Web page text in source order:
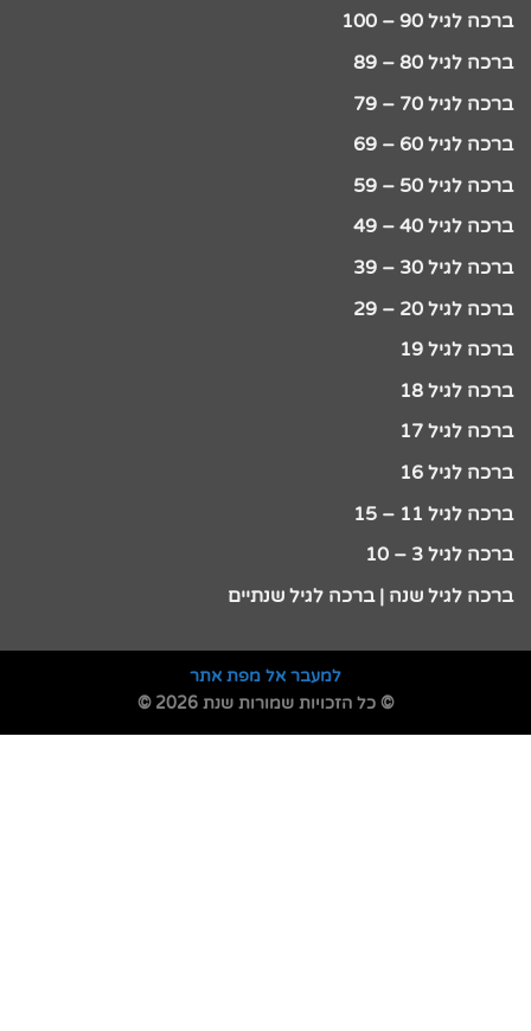
ברכה לגיל 90 – 100
ברכה לגיל 80 – 89
ברכה לגיל 70 – 79
ברכה לגיל 60 – 69
ברכה לגיל 50 – 59
ברכה לגיל 40 – 49
ברכה לגיל 30 – 39
ברכה לגיל 20 – 29
ברכה לגיל 19
ברכה לגיל 18
ברכה לגיל 17
ברכה לגיל 16
ברכה לגיל 11 – 15
ברכה לגיל 3 – 10
ברכה לגיל שנה | ברכה לגיל שנתיים
למעבר אל מפת אתר
© כל הזכויות שמורות שנת 2026 ©